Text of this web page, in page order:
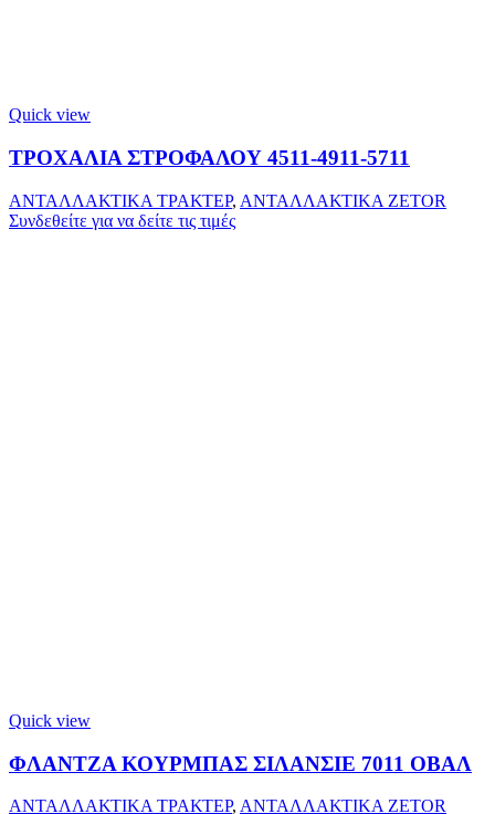
Quick view
ΤΡΟΧΑΛΙΑ ΣΤΡΟΦΑΛΟΥ 4511-4911-5711
ΑΝΤΑΛΛΑΚΤΙΚΑ ΤΡΑΚΤΕΡ, ΑΝΤΑΛΛΑΚΤΙΚΑ ZETOR
Συνδεθείτε για να δείτε τις τιμές
Quick view
ΦΛΑΝΤΖΑ ΚΟΥΡΜΠΑΣ ΣΙΛΑΝΣΙΕ 7011 ΟΒΑΛ
ΑΝΤΑΛΛΑΚΤΙΚΑ ΤΡΑΚΤΕΡ, ΑΝΤΑΛΛΑΚΤΙΚΑ ZETOR